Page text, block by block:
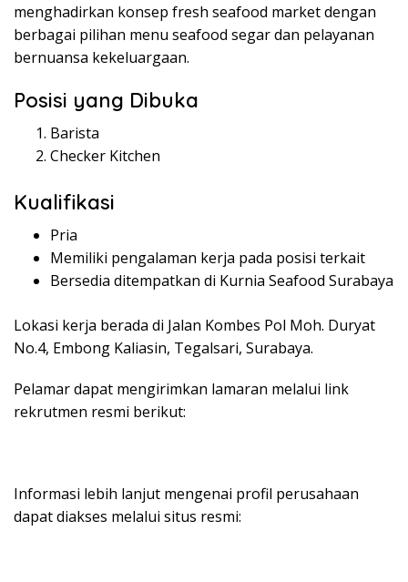
menghadirkan konsep fresh seafood market dengan
berbagai pilihan menu seafood segar dan pelayanan
bernuansa kekeluargaan.
Posisi yang Dibuka
Barista
Checker Kitchen
Kualifikasi
Pria
Memiliki pengalaman kerja pada posisi terkait
Bersedia ditempatkan di Kurnia Seafood Surabaya
Lokasi kerja berada di Jalan Kombes Pol Moh. Duryat
No.4, Embong Kaliasin, Tegalsari, Surabaya.
Pelamar dapat mengirimkan lamaran melalui link
rekrutmen resmi berikut:
Informasi lebih lanjut mengenai profil perusahaan
dapat diakses melalui situs resmi: